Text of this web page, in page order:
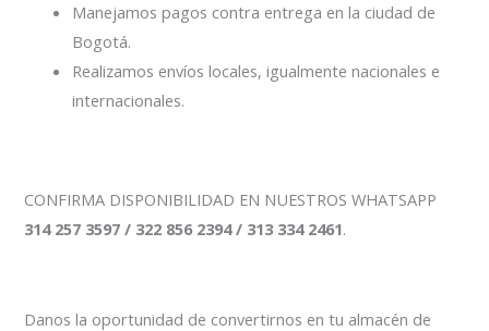
Manejamos pagos contra entrega en la ciudad de
Bogotá.
Realizamos envíos locales, igualmente nacionales e
internacionales.
CONFIRMA DISPONIBILIDAD EN NUESTROS WHATSAPP
314 257 3597 / 322 856 2394 / 313 334 2461.
Danos la oportunidad de convertirnos en tu almacén de